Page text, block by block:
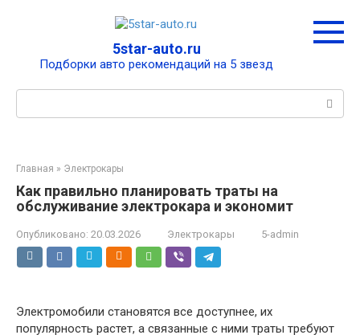
5star-auto.ru
Подборки авто рекомендаций на 5 звезд
Главная » Электрокары
Как правильно планировать траты на
обслуживание электрокара и экономит
Опубликовано: 20.03.2026 Электрокары 5-admin
Электромобили становятся все доступнее, их
популярность растет, а связанные с ними траты требуют